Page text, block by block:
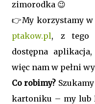
zimorodka 😉
👉My korzystamy
ptakow.pl, z tego
dostępna
więc nam w pełni
Co robimy?
kartoniku – my lub